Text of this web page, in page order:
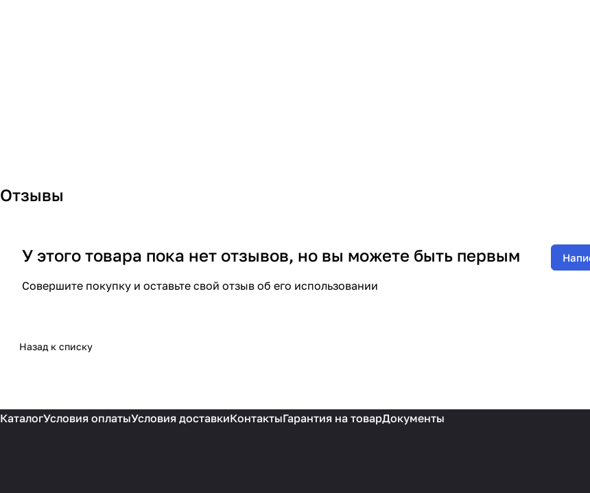
Отзывы
У этого товара пока нет отзывов, но вы можете быть первым
Совершите покупку и оставьте свой отзыв об его использовании
Назад к списку
КаталогУсловия оплатыУсловия доставкиКонтактыГарантия на товарДокументы